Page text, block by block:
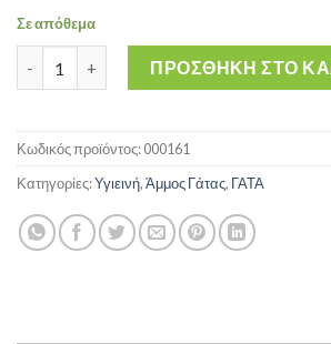
Σε απόθεμα
RIGOR - Μπετονίτης - Άμμος για Γάτες
ΠΡΟΣΘΉΚΗ ΣΤΟ
Κωδικός προϊόντος:000161
Κατηγορίες:Υγιεινή,Άμμος Γάτας, ΓΑΤΑ